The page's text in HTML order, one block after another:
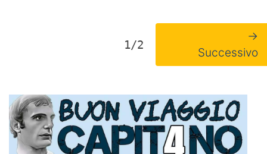
1/2
→
Successivo